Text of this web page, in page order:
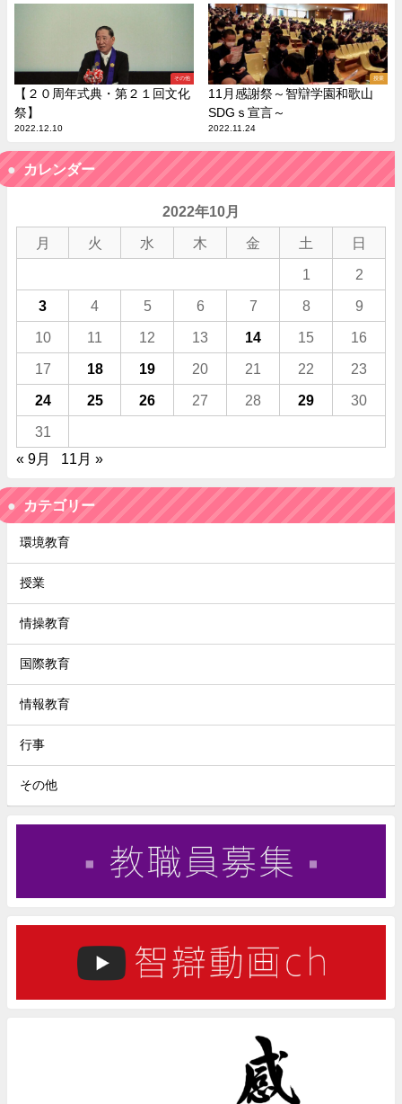
その他
【２０周年式典・第２１回文化
祭】
2022.12.10
授業
11月感謝祭～智辯学園和歌山
SDGｓ宣言～
2022.11.24
カレンダー
2022年10月
月 火 水 木 金 土 日
1 2
3 4 5 6 7 8 9
10 11 12 13 14 15 16
17 18 19 20 21 22 23
24 25 26 27 28 29 30
31
« 9月
11月 »
カテゴリー
環境教育
授業
情操教育
国際教育
情報教育
行事
その他